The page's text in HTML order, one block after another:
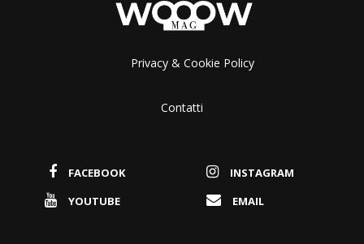
Privacy & Cookie Policy
Contatti
FACEBOOK
INSTAGRAM
YOUTUBE
EMAIL